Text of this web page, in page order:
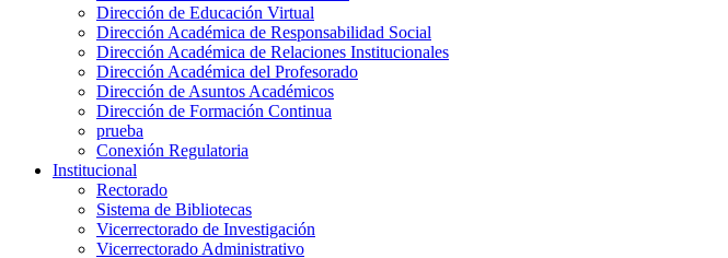
Dirección de Educación Virtual
Dirección Académica de Responsabilidad Social
Dirección Académica de Relaciones Institucionales
Dirección Académica del Profesorado
Dirección de Asuntos Académicos
Dirección de Formación Continua
prueba
Conexión Regulatoria
Institucional
Rectorado
Sistema de Bibliotecas
Vicerrectorado de Investigación
Vicerrectorado Administrativo